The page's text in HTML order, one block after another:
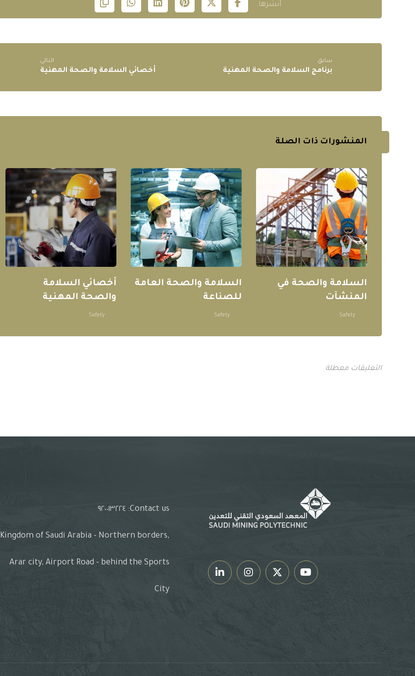
سابق
برنامج السلامة والصحة المهنية
التالي
أخصائي السلامة والصحة المهنية
المنشورات ذات الصلة
السلامة والصحة في
المنشآت
Safety
السلامة والصحة العامة
للصناعة
Safety
أخصائي السلامة
والصحة المهنية
Safety
التعليقات معطلة
Contact us: ٩٢٠٠١٣٢٢٤
Kingdom of Saudi Arabia - Northern borders,
Arar city, Airport Road - behind the Sports
City